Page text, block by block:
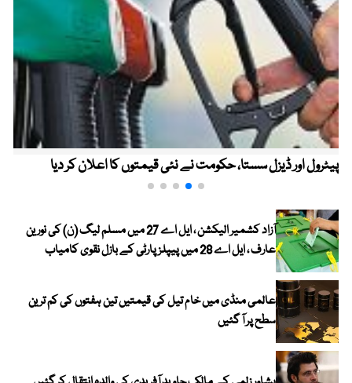
پیٹرول اور ڈیزل سستا، حکومت نے نئی قیمتوں کا اعلان کر دیا
آزاد کشمیر الیکشن ، ایل اے 27 میں مسلم لیگ (ن) کی نورین
عارف ، ایل اے 28 میں پیپلز پارٹی کے بازل نقوی کامیاب
عالمی منڈی میں خام تیل کی قیمتیں تین ہفتوں کی کم ترین
سطح پر آ گئیں